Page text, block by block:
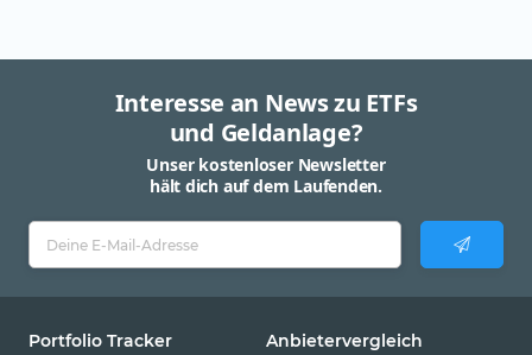
Interesse an News zu ETFs
und Geldanlage?
Unser kostenloser Newsletter
hält dich auf dem Laufenden.
Portfolio Tracker Anbietervergleich